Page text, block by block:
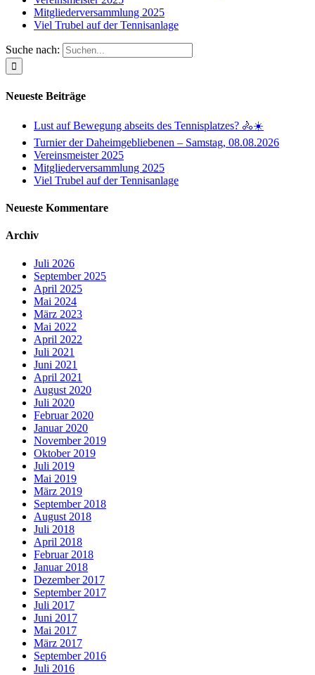
Mitgliederversammlung 2025
Viel Trubel auf der Tennisanlage
Suche nach:
Neueste Beiträge
Lust auf Bewegung abseits des Tennisplatzes? 🚴☀️
Turnier der Daheimgebliebenen – Samstag, 08.08.2026
Vereinsmeister 2025
Mitgliederversammlung 2025
Viel Trubel auf der Tennisanlage
Neueste Kommentare
Archiv
Juli 2026
September 2025
April 2025
Mai 2024
März 2023
Mai 2022
April 2022
Juli 2021
Juni 2021
April 2021
August 2020
Juli 2020
Februar 2020
Januar 2020
November 2019
Oktober 2019
Juli 2019
Mai 2019
März 2019
September 2018
August 2018
Juli 2018
April 2018
Februar 2018
Januar 2018
Dezember 2017
September 2017
Juli 2017
Juni 2017
Mai 2017
März 2017
September 2016
Juli 2016